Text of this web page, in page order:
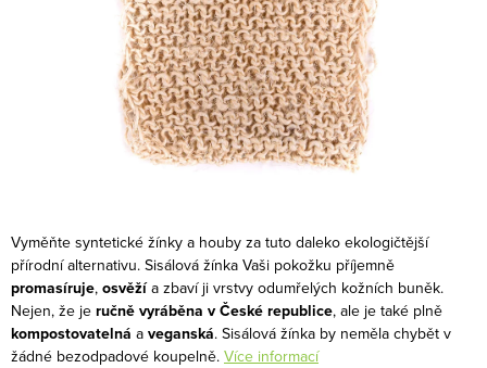
Vyměňte syntetické žínky a houby za tuto daleko ekologičtější
přírodní alternativu. Sisálová žínka Vaši pokožku příjemně
promasíruje, osvěžía zbaví ji vrstvy odumřelých kožních buněk.
Nejen, že je ručně vyráběna v České republice, ale je také plně
kompostovatelná a veganská. Sisálová žínka by neměla chybět v
žádné bezodpadové koupelně. Více informací